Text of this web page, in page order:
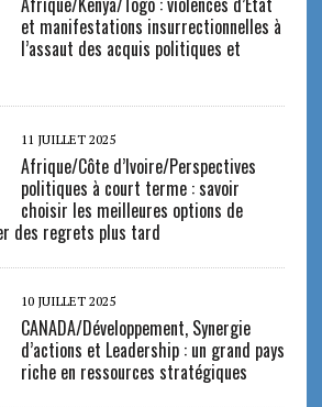
et manifestations insurrectionnelles à
l’assaut des acquis politiques et
11 JUILLET 2025
Afrique/Côte d’Ivoire/Perspectives
politiques à court terme : savoir
choisir les meilleures options de
des regrets plus tard
10 JUILLET 2025
CANADA/Développement, Synergie
d’actions et Leadership : un grand pays
riche en ressources stratégiques